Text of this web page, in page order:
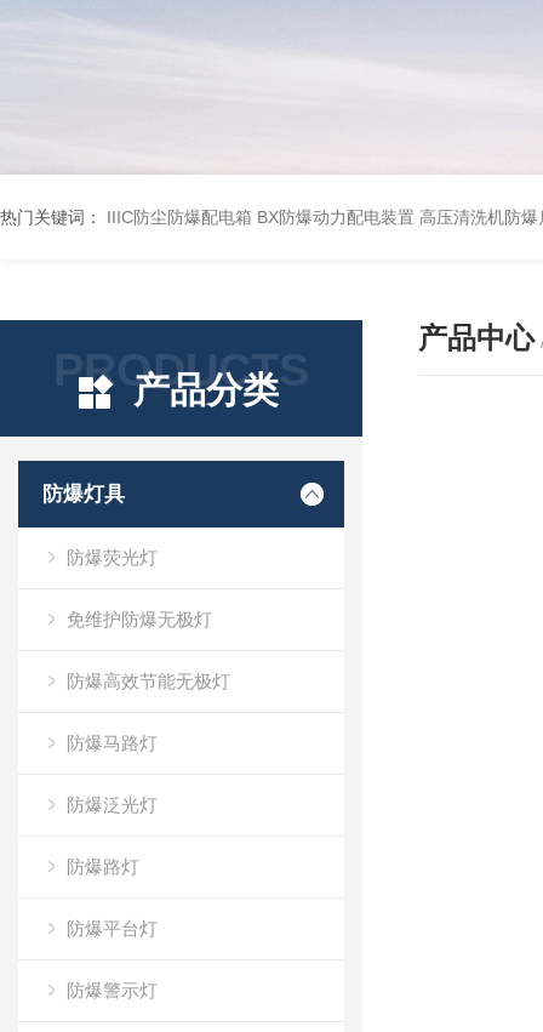
热门关键词： IIIC防尘防爆配电箱 BX防爆动力配电装置 高压清洗机防爆
PRODUCTS
产品分类
防爆灯具
防爆荧光灯
免维护防爆无极灯
防爆高效节能无极灯
防爆马路灯
防爆泛光灯
防爆路灯
防爆平台灯
防爆警示灯
产品中心